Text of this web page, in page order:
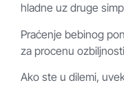
hladne uz druge
Praćenje bebinog
za procenu
Ako ste u dilemi,